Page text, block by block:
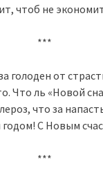
чтоб не
***
голоден от
Что ль «Новой
что за
С Новым
***